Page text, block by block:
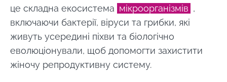
це складна екосистема мікроорганізмів ,
включаючи бактерії, віруси та грибки, які
живуть усередині піхви та біологічно
еволюціонували, щоб допомогти захистити
жіночу репродуктивну систему.